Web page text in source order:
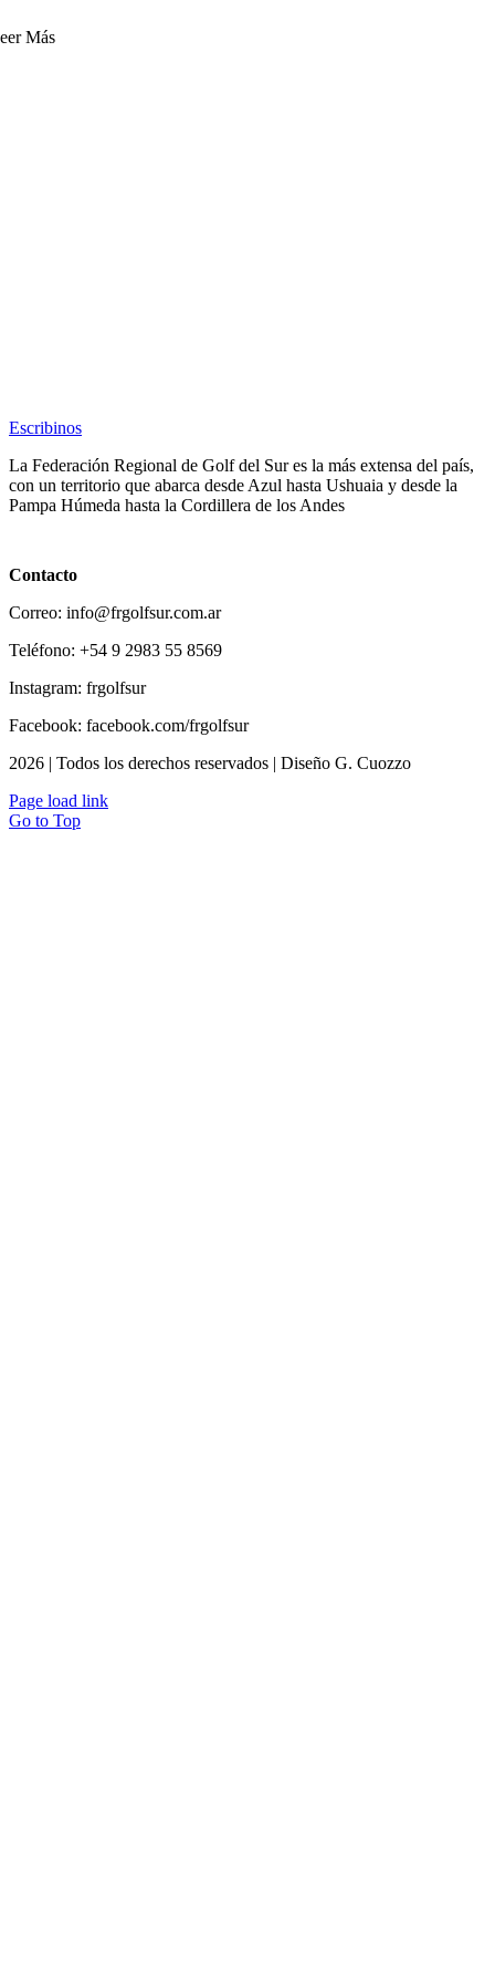
Más
Escribinos
La Federación Regional de Golf del Sur es la más extensa del país,
con un territorio que abarca desde Azul hasta Ushuaia y desde la
Pampa Húmeda hasta la Cordillera de los Andes
Contacto
Correo: info@frgolfsur.com.ar
Teléfono: +54 9 2983 55 8569
Instagram: frgolfsur
Facebook: facebook.com/frgolfsur
2026 | Todos los derechos reservados | Diseño G. Cuozzo
Page load link
Go to Top